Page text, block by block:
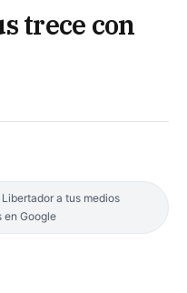
trece con
a tus medios
en Google